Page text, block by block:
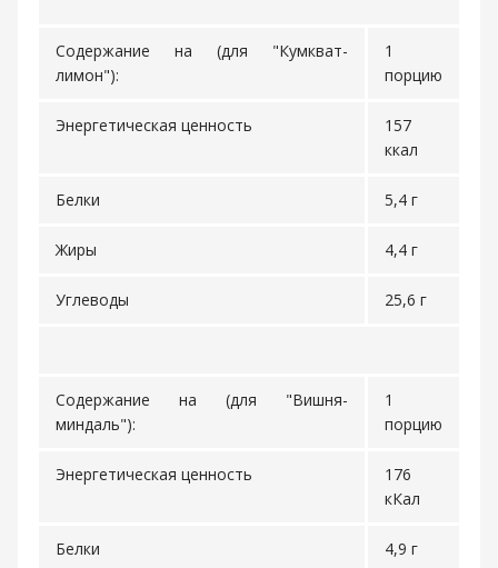
Содержание на (для "Кумкват-
лимон"):
1
порцию
Энергетическая ценность
157
ккал
Белки 5,4 г
Жиры 4,4 г
Углеводы 25,6 г
Содержание на (для "Вишня-
миндаль"):
1
порцию
Энергетическая ценность
176
кКал
Белки 4,9 г